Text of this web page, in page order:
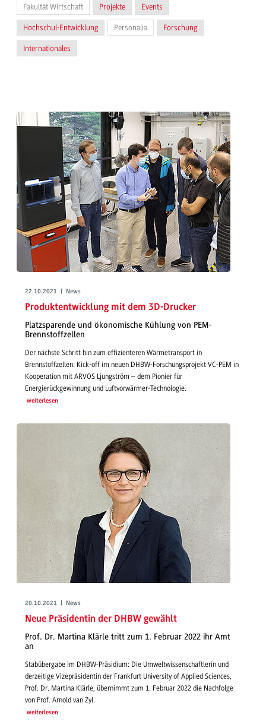
Fakultät Wirtschaft Projekte Events
Hochschul-Entwicklung Personalia Forschung
Internationales
22.10.2021 | News
Produktentwicklung mit dem 3D-Drucker
Platzsparende und ökonomische Kühlung von PEM-
Brennstoffzellen
Der nächste Schritt hin zum effizienteren Wärmetransport in
Brennstoffzellen: Kick-off im neuen DHBW-Forschungsprojekt VC-PEM in
Kooperation mit ARVOS Ljungström – dem Pionier für
Energierückgewinnung und Luftvorwärmer-Technologie.
weiterlesen
20.10.2021 | News
Neue Präsidentin der DHBW gewählt
Prof. Dr. Martina Klärle tritt zum 1. Februar 2022 ihr Amt
an
Stabübergabe im DHBW-Präsidium: Die Umweltwissenschaftlerin und
derzeitige Vizepräsidentin der Frankfurt University of Applied Sciences,
Prof. Dr. Martina Klärle, übernimmt zum 1. Februar 2022 die Nachfolge
von Prof. Arnold van Zyl.
weiterlesen